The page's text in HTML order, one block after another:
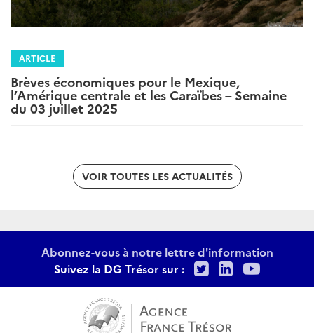
ARTICLE
Brèves économiques pour le Mexique,
l’Amérique centrale et les Caraïbes – Semaine
du 03 juillet 2025
VOIR TOUTES LES ACTUALITÉS
Abonnez-vous à notre lettre d'information
Suivez la DG Trésor sur :
TwitterLinkedIn